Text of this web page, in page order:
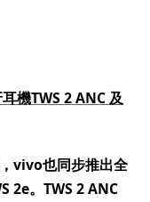
機TWS 2 ANC及
vivo也同步推出全
2e。 TWS 2 ANC